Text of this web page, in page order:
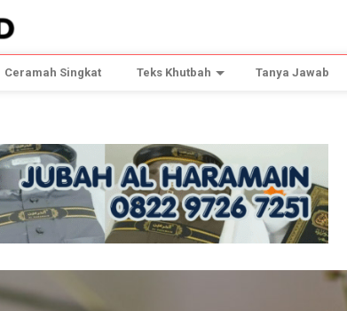
Ceramah Singkat Teks Khutbah Tanya Jawab